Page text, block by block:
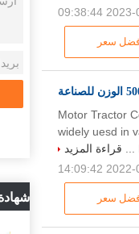
سعر
2023-01-
سعر
Motor Tractor
widely uesd in
قراءة المزيد
2022-09-